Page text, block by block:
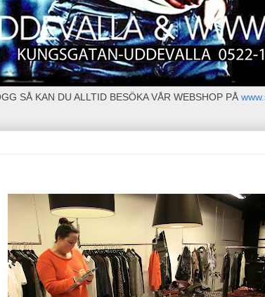
SÅ KAN DU ALLTID BESÖKA VÅR WEBSHOP PÅ